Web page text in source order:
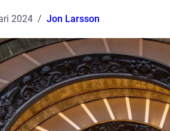
2024 Jon Larsson